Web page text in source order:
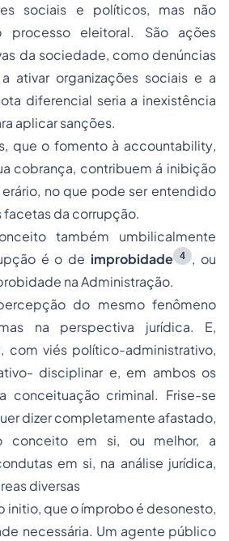
sociais e políticos, mas não
processo eleitoral. São ações
da sociedade, como denúncias
ativar organizações sociais e a
diferencial seria a inexistência
aplicar sanções.
que o fomento à accountability,
cobrança, contribuem á inibição
no que pode ser entendido
facetas da corrupção.
também umbilicalmente
é o de improbidade 4
, ou
na Administração.
do mesmo fenômeno
na perspectiva jurídica. E,
com viés político-administrativo,
disciplinar e, em ambos os
conceituação criminal. Frise-se
dizer completamente afastado,
conceito em si, ou melhor, a
em si, na análise jurídica,
diversas
initio, que o ímprobo é desonesto,
necessária. Um agente público